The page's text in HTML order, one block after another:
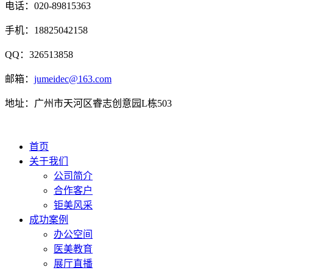
电话：020-89815363
手机：18825042158
QQ：326513858
邮箱： jumeidec@163.com
地址：广州市天河区睿志创意园L栋503
首页
关于我们
公司简介
合作客户
钜美风采
成功案例
办公空间
医美教育
展厅直播